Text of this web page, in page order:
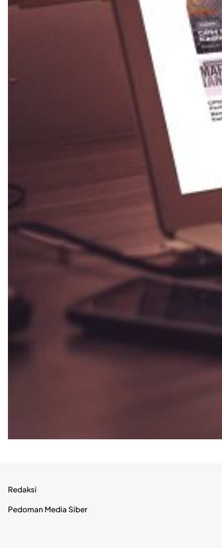
Redaksi
Pedoman Media Siber